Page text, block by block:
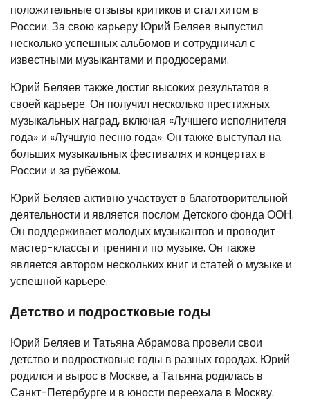
положительные отзывы критиков и стал хитом в
России. За свою карьеру Юрий Беляев выпустил
несколько успешных альбомов и сотрудничал с
известными музыкантами и продюсерами.
Юрий Беляев также достиг высоких результатов в
своей карьере. Он получил несколько престижных
музыкальных наград, включая «Лучшего исполнителя
года» и «Лучшую песню года». Он также выступал на
больших музыкальных фестивалях и концертах в
России и за рубежом.
Юрий Беляев активно участвует в благотворительной
деятельности и является послом Детского фонда ООН.
Он поддерживает молодых музыкантов и проводит
мастер-классы и тренинги по музыке. Он также
является автором нескольких книг и статей о музыке и
успешной карьере.
Детство и подростковые годы
Юрий Беляев и Татьяна Абрамова провели свои
детство и подростковые годы в разных городах. Юрий
родился и вырос в Москве, а Татьяна родилась в
Санкт-Петербурге и в юности переехала в Москву.